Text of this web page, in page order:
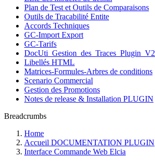
Plan de Test et Outils de Comparaisons
Outils de Tracabilité Entite
Accords Techniques
GC-Import Export
GC-Tarifs
DocUti_Gestion_des_Traces_Plugin_V2
Libellés HTML
Matrices-Formules-Arbres de conditions
Scenario Commercial
Gestion des Promotions
Notes de release & Installation PLUGIN
Breadcrumbs
Home
Accueil DOCUMENTATION PLUGIN
Interface Commande Web Elcia